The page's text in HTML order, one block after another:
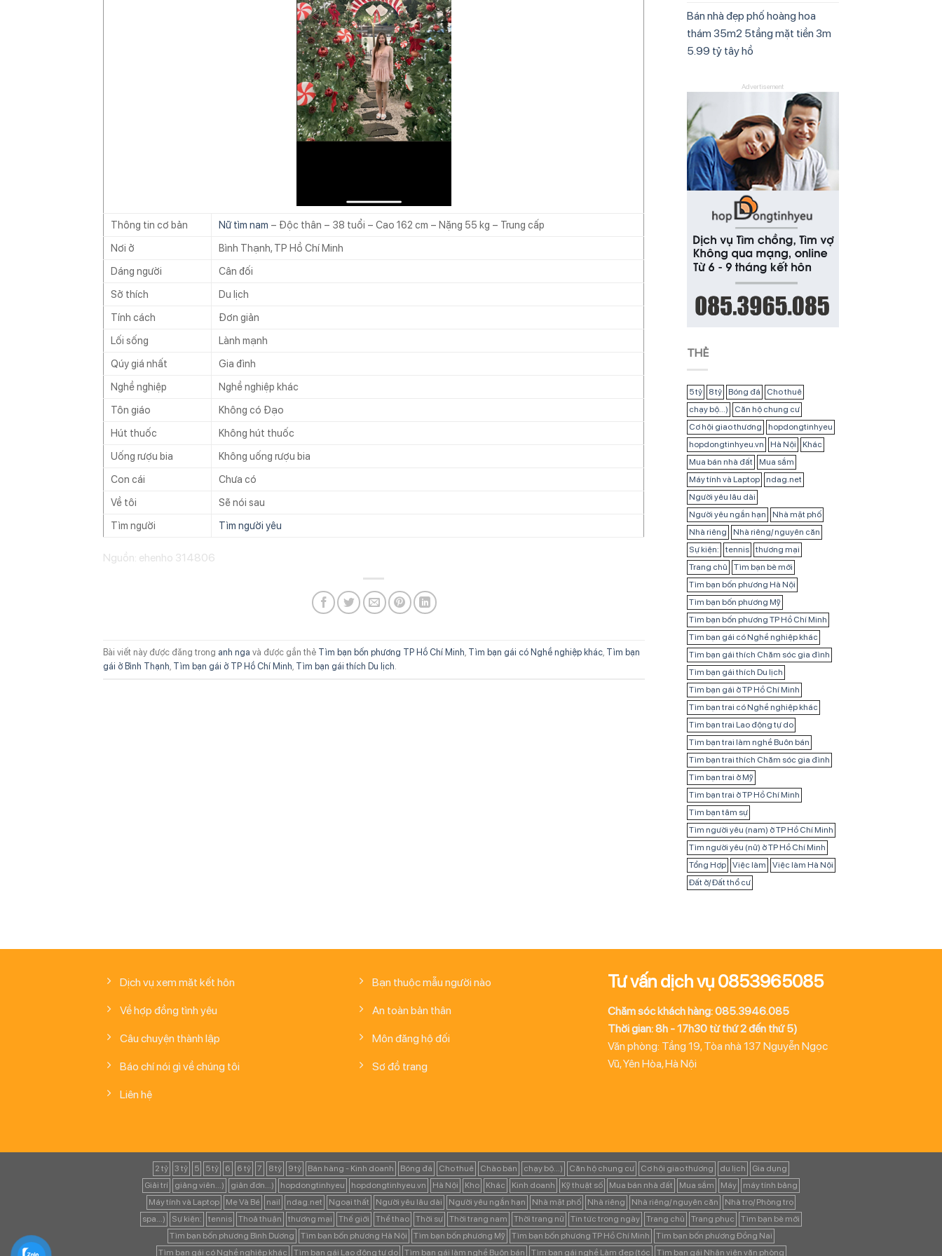
Thông tin cơ bản Nữ tìm nam – Độc thân – 38 tuổi – Cao 162 cm – Nặng 55 kg – Trung cấp
Nơi ở
Bình Thạnh, TP Hồ Chí Minh
Dáng người
Cân đối
Sở thích
Du lịch
Tính cách
Đơn giản
Lối sống
Lành mạnh
Qúy giá nhất
Gia đình
Nghề nghiệp
Nghề nghiệp khác
Tôn giáo
Không có Đạo
Hút thuốc
Không hút thuốc
Uống rượu bia
Không uống rượu bia
Con cái
Chưa có
Về tôi
Sẽ nói sau
Tìm người
Tìm người yêu
Nguồn: ehenho 314806
Bài viết này được đăng trong anh nga và được gắn thẻ Tìm bạn bốn phương TP Hồ Chí Minh Tìm bạn gái có Nghề nghiệp khác Tìm bạn
gái ở Bình Thạnh Tìm bạn gái ở TP Hồ Chí Minh Tìm bạn gái thích Du lịch
Bán nhà đẹp phố hoàng hoa
thám 35m2 5tầng mặt tiền 3m
5.99 tỷ tây hồ
Advertisement
THẺ
5 tỷ 8 tỷ Bóng đá
Cho thuê
chạy bộ...)
Căn hộ chung cư
Cơ hội giao thương
hopdongtinhyeu
hopdongtinhyeu.vn
Hà Nội
Khác
Mua bán nhà đất
Mua sắm
Máy tính và Laptop
ndag.net
Người yêu lâu dài
Người yêu ngắn hạn
Nhà mặt phố
Nhà riêng
Nhà riêng/ nguyên căn
Sự kiện:
tennis
thương mại
Trang chủ
Tìm bạn bè mới
Tìm bạn bốn phương Hà Nội
Tìm bạn bốn phương Mỹ
Tìm bạn bốn phương TP Hồ Chí Minh
Tìm bạn gái có Nghề nghiệp khác
Tìm bạn gái thích Chăm sóc gia đình
Tìm bạn gái thích Du lịch
Tìm bạn gái ở TP Hồ Chí Minh
Tìm bạn trai có Nghề nghiệp khác
Tìm bạn trai Lao động tự do
Tìm bạn trai làm nghề Buôn bán
Tìm bạn trai thích Chăm sóc gia đình
Tìm bạn trai ở Mỹ
Tìm bạn trai ở TP Hồ Chí Minh
Tìm bạn tâm sự
Tìm người yêu (nam) ở TP Hồ Chí Minh
Tìm người yêu (nữ) ở TP Hồ Chí Minh
Tổng Hợp
Việc làm
Việc làm Hà Nội
Đất ở/ Đất thổ cư
Dịch vụ xem mặt kết hôn
Về hợp đồng tình yêu
Câu chuyện thành lập
Báo chí nói gì về chúng tôi
Liên hệ
Bạn thuộc mẫu người nào
An toàn bản thân
Môn đăng hộ đối
Sơ đồ trang
Tư vấn dịch vụ 0853965085
Chăm sóc khách hàng: 085.3946.085
Thời gian: 8h - 17h30 từ thứ 2 đến thứ 5)
Văn phòng: Tầng 19, Tòa nhà 137 Nguyễn Ngọc
Vũ, Yên Hòa, Hà Nội
2 tỷ 3 tỷ 5 5 tỷ 6 6 tỷ 7 8 tỷ 9 tỷ Bán hàng - Kinh doanh Bóng đá Cho thuê Chào bán chạy bộ...) Căn hộ chung cư Cơ hội giao thương du lịch
Gia dụng
Giải trí
giảng viên...) giản đơn...) hopdongtinhyeu hopdongtinhyeu.vn Hà Nội Kho Khác Kinh doanh Kỹ thuật số Mua bán nhà đất Mua sắm Máy
máy tính bảng
Máy tính và Laptop
Mẹ Và Bé nail ndag.net Ngoại thất Người yêu lâu dài Người yêu ngắn hạn Nhà mặt phố Nhà riêng Nhà riêng/ nguyên căn
Nhà trọ/ Phòng trọ
spa...)
Sự kiện: tennis Thoả thuận thương mại Thế giới Thể thao Thời sự Thời trang nam Thời trang nữ Tin tức trong ngày Trang chủ Trang phục
Tìm bạn bè mới
Tìm bạn bốn phương Bình Dương
Tìm bạn bốn phương Hà Nội Tìm bạn bốn phương Mỹ Tìm bạn bốn phương TP Hồ Chí Minh
Tìm bạn bốn phương Đồng Nai
Tìm bạn gái có Nghề nghiệp khác
Tìm bạn gái Lao động tự do Tìm bạn gái làm nghề Buôn bán Tìm bạn gái nghề Làm đẹp (tóc Tìm bạn gái Nhân viên văn phòng